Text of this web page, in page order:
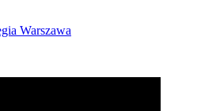
Warszawa